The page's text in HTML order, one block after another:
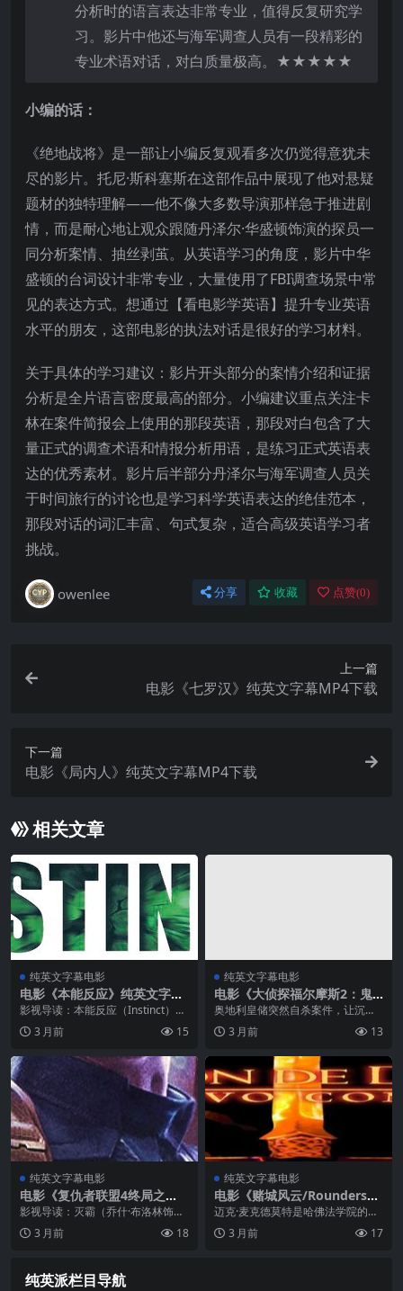
分析时的语言表达非常专业，值得反复研究学
习。影片中他还与海军调查人员有一段精彩的
专业术语对话，对白质量极高。★★★★★
小编的话：
《绝地战将》是一部让小编反复观看多次仍觉得意犹未
尽的影片。托尼·斯科塞斯在这部作品中展现了他对悬疑
题材的独特理解——他不像大多数导演那样急于推进剧
情，而是耐心地让观众跟随丹泽尔·华盛顿饰演的探员一
同分析案情、抽丝剥茧。从英语学习的角度，影片中华
盛顿的台词设计非常专业，大量使用了FBI调查场景中常
见的表达方式。想通过【看电影学英语】提升专业英语
水平的朋友，这部电影的执法对话是很好的学习材料。
关于具体的学习建议：影片开头部分的案情介绍和证据
分析是全片语言密度最高的部分。小编建议重点关注卡
林在案件简报会上使用的那段英语，那段对白包含了大
量正式的调查术语和情报分析用语，是练习正式英语表
达的优秀素材。影片后半部分丹泽尔与海军调查人员关
于时间旅行的讨论也是学习科学英语表达的绝佳范本，
那段对话的词汇丰富、句式复杂，适合高级英语学习者
挑战。
owenlee 分享 收藏 点赞(0)
上一篇
电影《七罗汉》纯英文字幕MP4下载
下一篇
电影《局内人》纯英文字幕MP4下载
相关文章
纯英文字幕电影
电影《本能反应》纯英文字幕
高清MP4下载
影视导读：本能反应（Instinct）是
剧情、惊悚题材的经典影片，由著
名导演乔·德凡赫 Turteltaub执导，
长126分钟，...
3 月前 15
纯英文字幕电影
电影《大侦探福尔摩斯2：鬼
迹》纯英文字幕下载
奥地利皇储突然自杀案件，让沉寂6
个月的福尔摩斯再次启动。这次，
福尔摩斯有了一个强有力的对手
亚蒂教授。为了调查清楚皇储的自
杀案件，福...
3 月前 13
纯英文字幕电影
电影《复仇者联盟4终局之
战》纯英文字幕高清MP4下载
影视导读：灭霸（乔什·布洛林饰）
一个响指，宇宙中半数生命化为尘
埃。在最后的时刻，超级英雄们必
关键节点...
3 月前 18
纯英文字幕电影
电影《赌城风云/Rounders》
纯英文字幕高清MP4下载
迈克·麦克德莫特是哈佛法学院的高
材生，前途一片光明。然而，他有
一个不为人知的秘密——他是美国
3 月前 17
纯英派栏目导航